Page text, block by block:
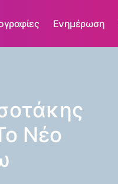
Ενημέρωση
Νέο